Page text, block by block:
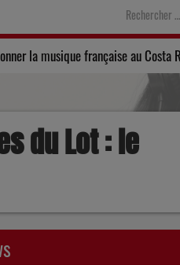
Los Pagayos fait rayonner la
du Lot : le